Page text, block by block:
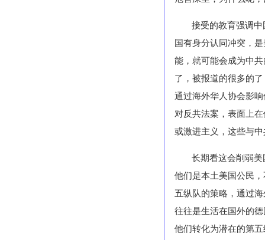
接受的教育强调
国有身分认同冲突，
能，就可能会成为中
了，被报道的很多的
通过海外华人协会影
对反共法案，表面上
或激进主义，这些与
长期看这会削弱
他们是本土美国公民
五纵队的策略，通过
往往是生活在国外的
他们转化为潜在的第五